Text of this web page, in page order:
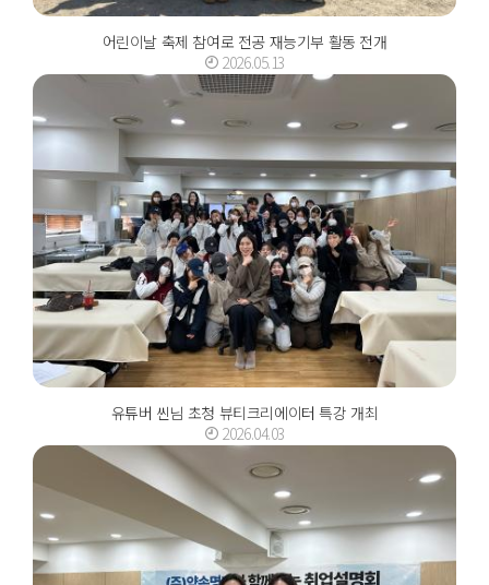
어린이날 축제 참여로 전공 재능기부 활동 전개
2026.05.13
유튜버 씬님 초청 뷰티크리에이터 특강 개최
2026.04.03